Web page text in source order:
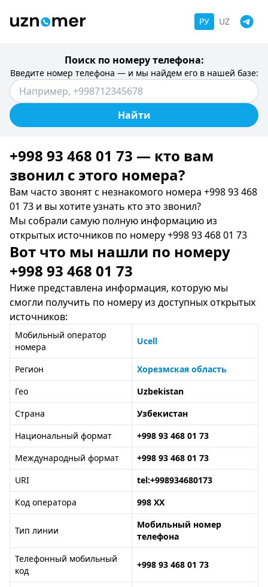
РУ UZ
Поиск по номеру телефона:
Введите номер телефона — и мы найдем его в нашей базе:
Найти
+998 93 468 01 73 — кто вам
звонил c этого номера?
Вам часто звонят с незнакомого номера +998 93 468
01 73 и вы хотите узнать кто это звонил?
Мы собрали самую полную информацию из
открытых источников по номеру +998 93 468 01 73
Вот что мы нашли по номеру
+998 93 468 01 73
Ниже представлена информация, которую мы
смогли получить по номеру из доступных открытых
источников:
Мобильный оператор
номера
Ucell
Регион
Хорезмская область
Гео
Uzbekistan
Страна
Узбекистан
Национальный формат
+998 93 468 01 73
Международный формат
+998 93 468 01 73
URI
tel:+998934680173
Код оператора
998 XX
Тип линии
Мобильный номер
телефона
Телефонный мобильный
код
+998 93 468 01 73